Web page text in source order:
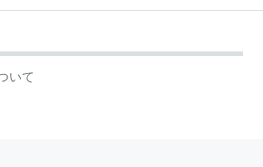
いて